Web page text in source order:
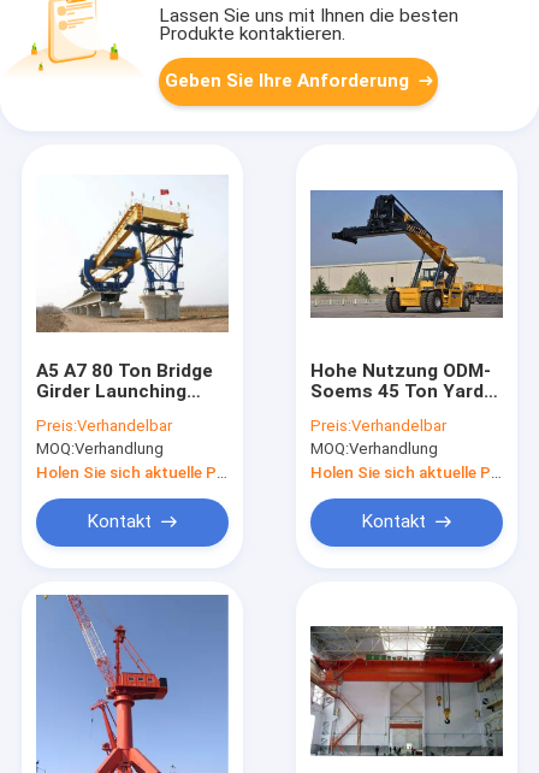
Lassen Sie uns mit Ihnen die besten
Produkte kontaktieren.
Geben Sie Ihre Anforderung
A5 A7 80 Ton Bridge
Girder Launching
Landstraßen-
Gebäude
Preis:Verhandelbar
MOQ:Verhandlung
Kontakt
Hohe Nutzung ODM-
Soems 45 Ton Yard
Stacker
Preis:Verhandelbar
MOQ:Verhandlung
Kontakt